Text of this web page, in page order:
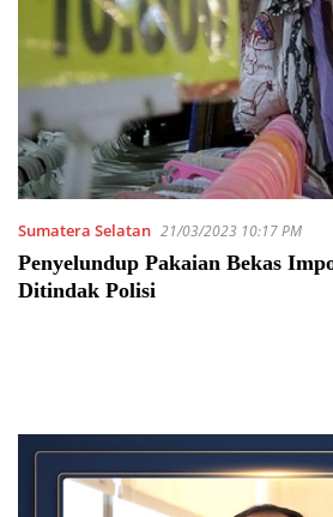
Sumatera Selatan 21/03/2023 10:17 PM
Penyelundup Pakaian Bekas
Ditindak Polisi